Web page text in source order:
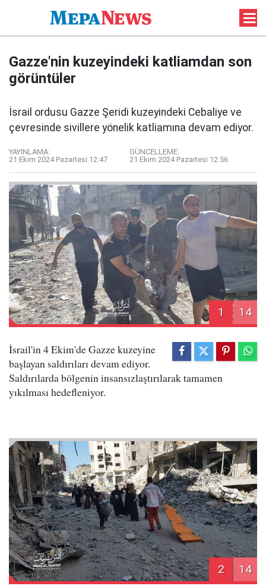
Gazze'nin kuzeyindeki katliamdan son
görüntüler
İsrail ordusu Gazze Şeridi kuzeyindeki Cebaliye ve
çevresinde sivillere yönelik katliamına devam ediyor.
YAYINLAMA:
21 Ekim 2024 Pazartesi 12:47
GÜNCELLEME:
21 Ekim 2024 Pazartesi 12:56
1 14
İsrail'in 4 Ekim'de Gazze kuzeyine
başlayan saldırıları devam ediyor.
Saldırılarda bölgenin insansızlaştırılarak tamamen
yıkılması hedefleniyor.
2 14